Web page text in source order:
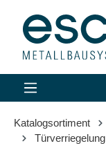
springen
Katalogsortiment
Türverriegelung